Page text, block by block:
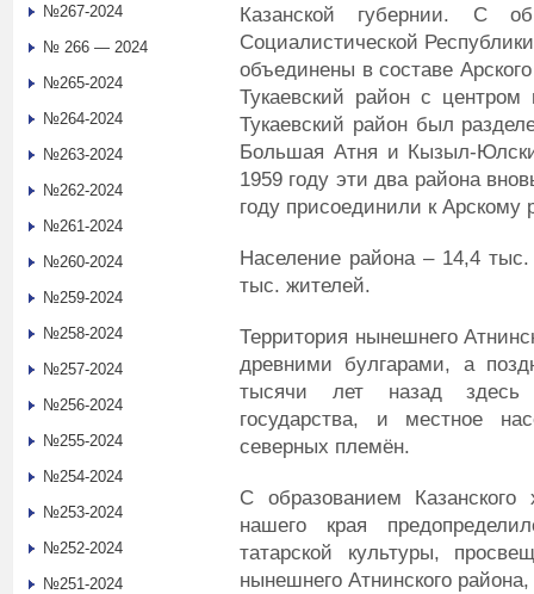
Казанской губернии. С
Социалистической
объединены в составе
Тукаевский район с
Тукаевский район был
Большая Атня и Кызыл-
1959 году эти два района
году присоединили к Арскому
Население района – 14,4
тыс. жителей.
Территория нынешнего
древними булгарами, а
тысячи лет назад здесь
государства, и местное
северных племён.
С образованием Казанского
нашего края
татарской культуры,
нынешнего Атнинского
№267-2024
№ 266 — 2024
№265-2024
№264-2024
№263-2024
№262-2024
№261-2024
№260-2024
№259-2024
№258-2024
№257-2024
№256-2024
№255-2024
№254-2024
№253-2024
№252-2024
№251-2024